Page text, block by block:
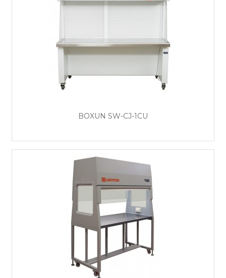
BOXUN SW-CJ-1CU